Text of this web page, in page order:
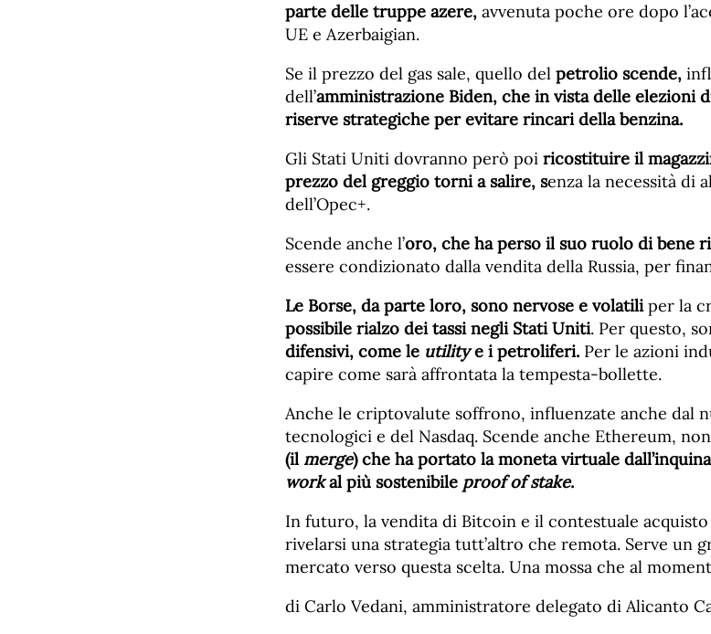
parte delle truppe azere, avvenuta poche ore dopo
UE e Azerbaigian.
Se il prezzo del gas sale, quello del petrolio scende,
dell’amministrazione Biden, che in vista delle elezioni
riserve strategiche per evitare rincari della benzina.
Gli Stati Uniti dovranno però poi ricostituire il
prezzo del greggio torni a salire, senza la necessità di
dell’Opec+.
Scende anche l’oro, che ha perso il suo ruolo di bene
essere condizionato dalla vendita della Russia, per
Le Borse, da parte loro, sono nervose e volatiliper la
possibile rialzo dei tassi negli Stati Uniti. Per questo,
difensivi, come le utilitye i petroliferi. Per le azioni
capire come sarà affrontata la tempesta-bollette.
Anche le criptovalute soffrono, influenzate anche dal
tecnologici e del Nasdaq. Scende anche Ethereum,
(il merge) che ha portato la moneta virtuale
workal più sostenibile proof of stake.
In futuro, la vendita di Bitcoin e il contestuale
rivelarsi una strategia tutt’altro che remota. Serve un
mercato verso questa scelta. Una mossa che al
di Carlo Vedani, amministratore delegato di Alicanto